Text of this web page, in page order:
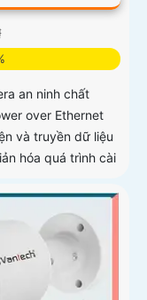
an ninh chất
over Ethernet
và truyền dữ liệu
hóa quá trình cài